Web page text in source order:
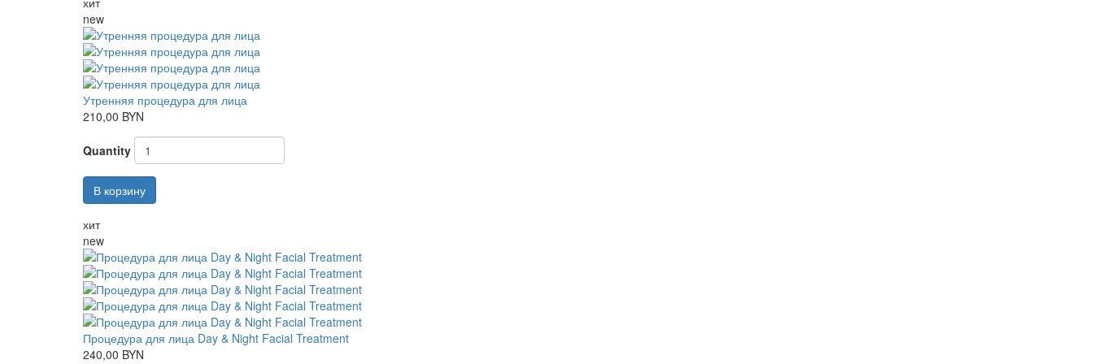
new
Утренняя процедура для лица
210,00 BYN
Quantity
В корзину
хит
new
Процедура для лица Day & Night Facial Treatment
240,00 BYN